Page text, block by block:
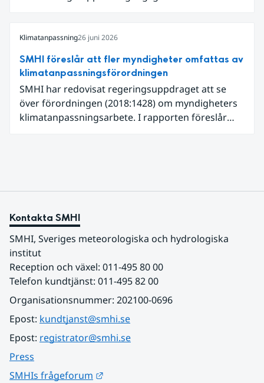
Klimatanpassning26 juni 2026
SMHI föreslår att fler myndigheter omfattas av
klimatanpassningsförordningen
SMHI har redovisat regeringsuppdraget att se
över förordningen (2018:1428) om myndigheters
klimatanpassningsarbete. I rapporten föreslår
Kontakta SMHI
SMHI, Sveriges meteorologiska och hydrologiska
institut
Reception och växel: 011-495 80 00
Telefon kundtjänst: 011-495 82 00
Organisationsnummer: 202100-0696
Epost: kundtjanst@smhi.se
Epost: registrator@smhi.se
Press
SMHIs frågeforum